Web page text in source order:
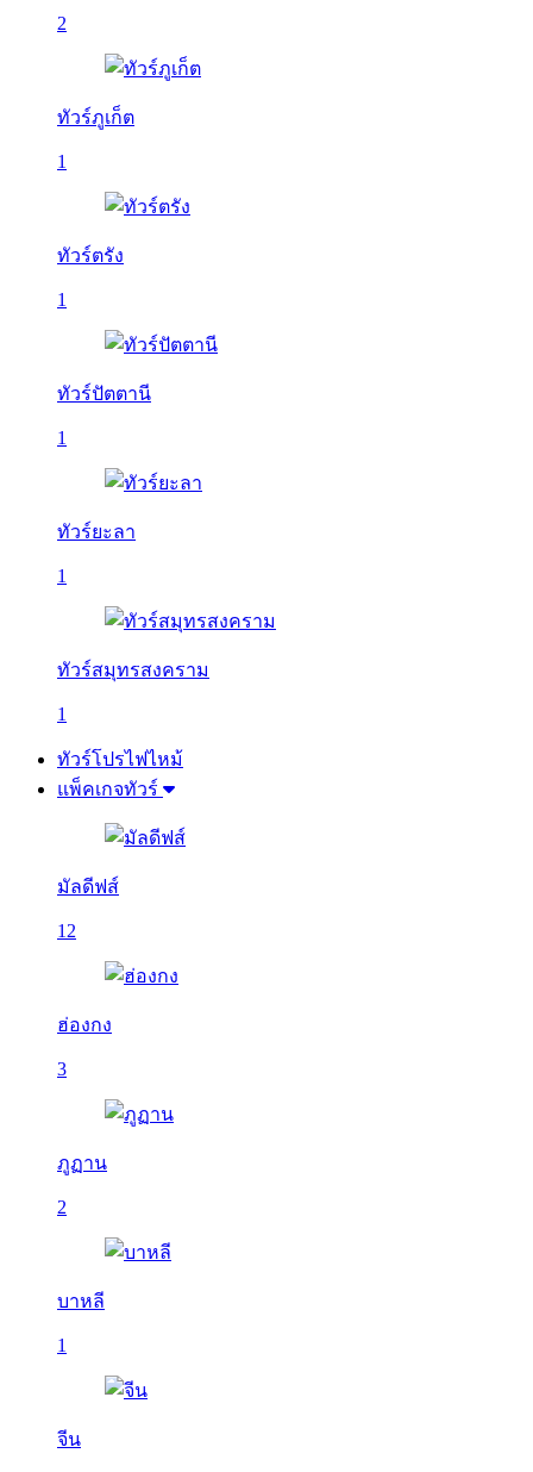
2
ทัวร์ภูเก็ต
1
ทัวร์ตรัง
1
ทัวร์ปัตตานี
1
ทัวร์ยะลา
1
ทัวร์สมุทรสงคราม
1
ทัวร์โปรไฟไหม้
แพ็คเกจทัวร์
มัลดีฟส์
12
ฮ่องกง
3
ภูฏาน
2
บาหลี
1
จีน